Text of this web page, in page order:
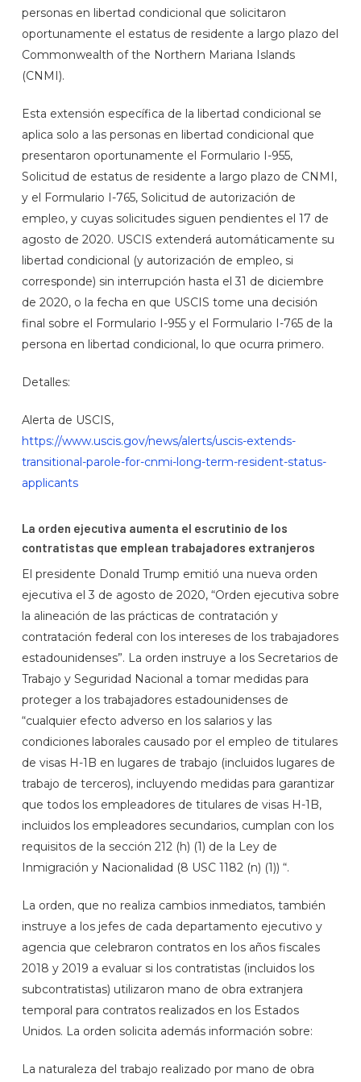
personas en libertad condicional que solicitaron
oportunamente el estatus de residente a largo plazo del
Commonwealth of the Northern Mariana Islands
(CNMI).
Esta extensión específica de la libertad condicional se
aplica solo a las personas en libertad condicional que
presentaron oportunamente el Formulario I-955,
Solicitud de estatus de residente a largo plazo de CNMI,
y el Formulario I-765, Solicitud de autorización de
empleo, y cuyas solicitudes siguen pendientes el 17 de
agosto de 2020. USCIS extenderá automáticamente su
libertad condicional (y autorización de empleo, si
corresponde) sin interrupción hasta el 31 de diciembre
de 2020, o la fecha en que USCIS tome una decisión
final sobre el Formulario I-955 y el Formulario I-765 de la
persona en libertad condicional, lo que ocurra primero.
Detalles:
Alerta de USCIS,
https://www.uscis.gov/news/alerts/uscis-extends-
transitional-parole-for-cnmi-long-term-resident-status-
applicants
La orden ejecutiva aumenta el escrutinio de los
contratistas que emplean trabajadores extranjeros
El presidente Donald Trump emitió una nueva orden
ejecutiva el 3 de agosto de 2020, “Orden ejecutiva sobre
la alineación de las prácticas de contratación y
contratación federal con los intereses de los trabajadores
estadounidenses”. La orden instruye a los Secretarios de
Trabajo y Seguridad Nacional a tomar medidas para
proteger a los trabajadores estadounidenses de
“cualquier efecto adverso en los salarios y las
condiciones laborales causado por el empleo de titulares
de visas H-1B en lugares de trabajo (incluidos lugares de
trabajo de terceros), incluyendo medidas para garantizar
que todos los empleadores de titulares de visas H-1B,
incluidos los empleadores secundarios, cumplan con los
requisitos de la sección 212 (h) (1) de la Ley de
Inmigración y Nacionalidad (8 USC 1182 (n) (1)) “.
La orden, que no realiza cambios inmediatos, también
instruye a los jefes de cada departamento ejecutivo y
agencia que celebraron contratos en los años fiscales
2018 y 2019 a evaluar si los contratistas (incluidos los
subcontratistas) utilizaron mano de obra extranjera
temporal para contratos realizados en los Estados
Unidos. La orden solicita además información sobre:
La naturaleza del trabajo realizado por mano de obra